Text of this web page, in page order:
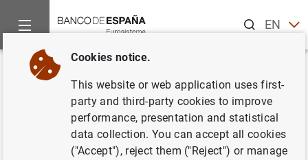
ENES
Home Information Desk
Back
Información sobre tipos de
interés por las entidades de
crédito (es-be-mir-2012)
Cookies notice.
This website or web application uses first-
party and third-party cookies to improve
performance, presentation and statistical
data collection. You can accept all cookies
("Accept"), reject them ("Reject") or manage